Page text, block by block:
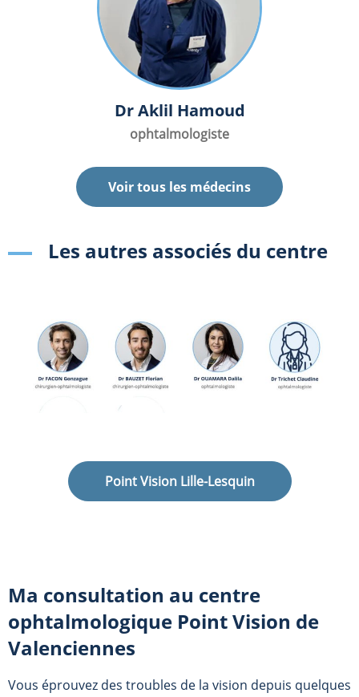
Dr Aklil Hamoud
ophtalmologiste
Voir tous les médecins
Les autres associés du centre
Point Vision Lille-Lesquin
Ma consultation au centre
ophtalmologique Point Vision de
Valenciennes
Vous éprouvez des troubles de la vision depuis quelques